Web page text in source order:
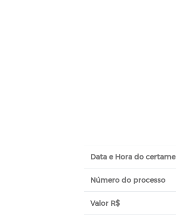
Data e Hora do certame
Número do processo
Valor R$